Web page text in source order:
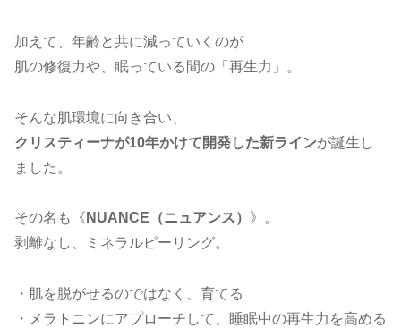
加えて、年齢と共に減っていくのが
肌の修復力や、眠っている間の「再生力」。
そんな肌環境に向き合い、
クリスティーナが10年かけて開発した新ラインが誕生し
ました。
その名も《 NUANCE（ニュアンス） 》。
剥離なし、ミネラルピーリング。
・肌を脱がせるのではなく、育てる
・メラトニンにアプローチして、睡眠中の再生力を高める